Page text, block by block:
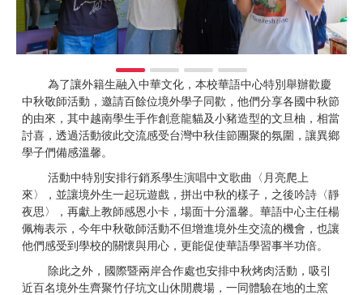
為了讓外籍生融入中華文化，本校華語中心特別舉辦歡慶
中秋敬師活動，邀請百餘位境外學子同歡，他們分享各國中秋節
的由來，其中越南學生手作創意龍貓及小豬造型的文旦柚，相當
討喜，透過活動彼此交流感受台灣中秋佳節團聚的氛圍，讓異鄉
學子們備感溫馨。
活動中特別安排行銷系學生演唱中文歌曲〈月亮爬上
來〉，並讓境外生一起玩遊戲，拼出中秋的樣子，之後吟詩〈靜
夜思〉，再獻上教師感恩小卡，場面十分溫馨。華語中心主任楊
佩梅表示，今年中秋敬師活動不但增進境外生交流的機會，也讓
他們感受到學校的關懷與用心，更能促使華語學習事半功倍。
除此之外，國際暨兩岸合作處也安排中秋烤肉活動，吸引
近百名境外生齊聚竹仔坑文山休閒農場，一同體驗在地的土窯